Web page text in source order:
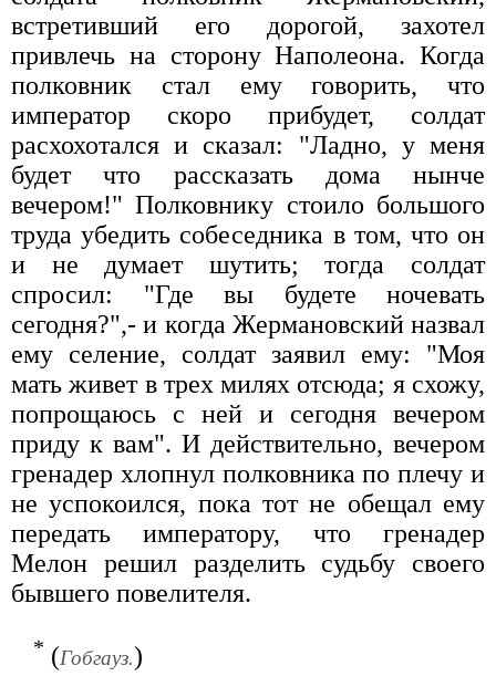
встретивший его дорогой, захотел
привлечь на сторону Наполеона. Когда
полковник стал ему говорить, что
император скоро прибудет, солдат
расхохотался и сказал: "Ладно, у меня
будет что рассказать дома нынче
вечером!" Полковнику стоило большого
труда убедить собеседника в том, что он
и не думает шутить; тогда солдат
спросил: "Где вы будете ночевать
сегодня?",- и когда Жермановский назвал
ему селение, солдат заявил ему: "Моя
мать живет в трех милях отсюда; я схожу,
попрощаюсь с ней и сегодня вечером
приду к вам". И действительно, вечером
гренадер хлопнул полковника по плечу и
не успокоился, пока тот не обещал ему
передать императору, что гренадер
Мелон решил разделить судьбу своего
бывшего повелителя.
* (Гобгауз.)